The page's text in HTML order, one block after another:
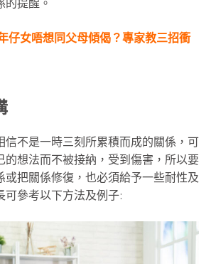
的提醒。
仔女唔想同父母傾偈？專家教三招衝
信不是一時三刻所累積而成的關係，可
的想法而不被接納，受到傷害，所以要
或把關係修復，也必須給予一些耐性及
可參考以下方法及例子: